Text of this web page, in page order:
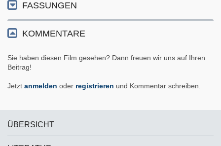
FASSUNGEN
KOMMENTARE
Sie haben diesen Film gesehen? Dann freuen wir uns auf Ihren
Beitrag!
Jetzt anmelden oder registrieren und Kommentar schreiben.
ÜBERSICHT